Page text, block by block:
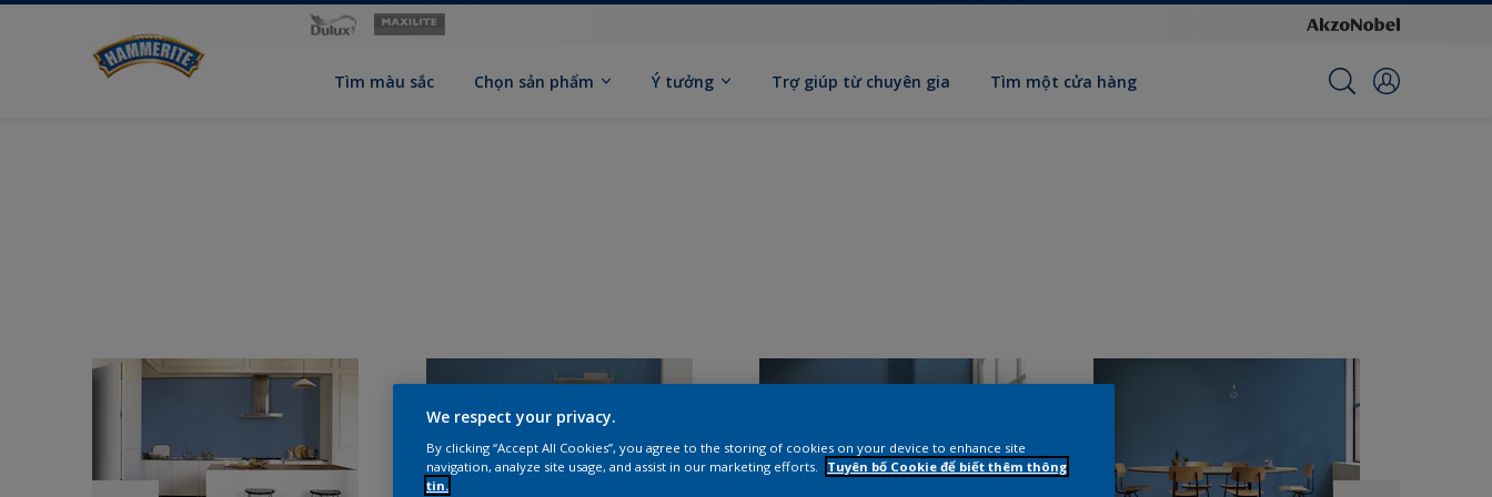
Tìm màu sắc Chọn sản phẩm Ý tưởng Trợ giúp từ chuyên gia Tìm một cửa hàng
We respect your privacy.
By clicking “Accept All Cookies”, you agree to the storing of cookies on your device to enhance site
navigation, analyze site usage, and assist in our marketing efforts.
Tuyên bố Cookie để biết thêm thông
tin.